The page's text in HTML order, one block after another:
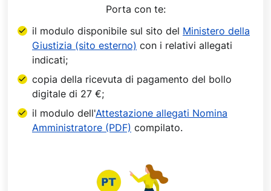
Porta con te:
il modulo disponibile sul sito del Ministero della
Giustizia (sito esterno) con i relativi allegati
indicati;
copia della ricevuta di pagamento del bollo
digitale di 27 €;
il modulo dell'Attestazione allegati Nomina
Amministratore (PDF) compilato.